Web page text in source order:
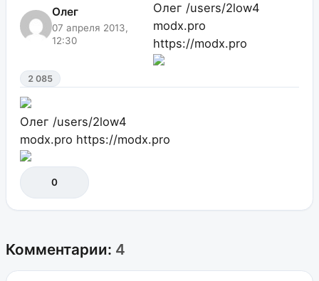
Олег
07 апреля 2013,
12:30
Олег /users/2low4
modx.pro
https://modx.pro
2 085
Олег /users/2low4
modx.pro https://modx.pro
0
Комментарии: 4